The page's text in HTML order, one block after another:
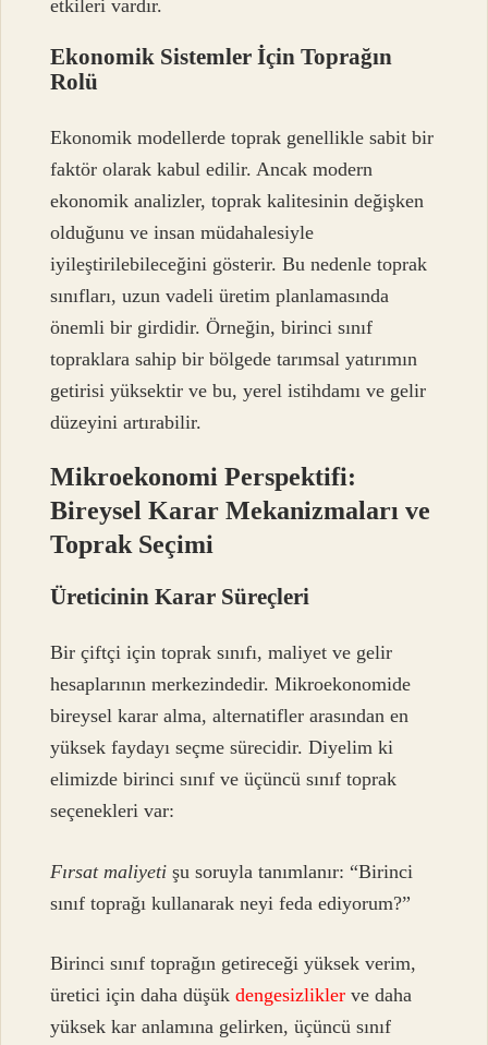
etkileri vardır.
Ekonomik Sistemler İçin Toprağın
Rolü
Ekonomik modellerde toprak genellikle sabit bir
faktör olarak kabul edilir. Ancak modern
ekonomik analizler, toprak kalitesinin değişken
olduğunu ve insan müdahalesiyle
iyileştirilebileceğini gösterir. Bu nedenle toprak
sınıfları, uzun vadeli üretim planlamasında
önemli bir girdidir. Örneğin, birinci sınıf
topraklara sahip bir bölgede tarımsal yatırımın
getirisi yüksektir ve bu, yerel istihdamı ve gelir
düzeyini artırabilir.
Mikroekonomi Perspektifi:
Bireysel Karar Mekanizmaları ve
Toprak Seçimi
Üreticinin Karar Süreçleri
Bir çiftçi için toprak sınıfı, maliyet ve gelir
hesaplarının merkezindedir. Mikroekonomide
bireysel karar alma, alternatifler arasından en
yüksek faydayı seçme sürecidir. Diyelim ki
elimizde birinci sınıf ve üçüncü sınıf toprak
seçenekleri var:
Fırsat maliyeti şu soruyla tanımlanır: “Birinci
sınıf toprağı kullanarak neyi feda ediyorum?”
Birinci sınıf toprağın getireceği yüksek verim,
üretici için daha düşükdengesizlikler ve daha
yüksek kar anlamına gelirken, üçüncü sınıf